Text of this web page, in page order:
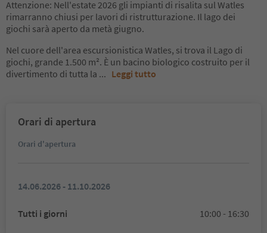
Attenzione: Nell'estate 2026 gli impianti di risalita sul Watles
rimarranno chiusi per lavori di ristrutturazione. Il lago dei
giochi sarà aperto da metà giugno.
Nel cuore dell'area escursionistica Watles, si trova il Lago di
giochi, grande 1.500 m². È un bacino biologico costruito per il
divertimento di tutta la ... Leggi tutto
Orari di apertura
Orari d'apertura
14.06.2026 - 11.10.2026
Tutti i giorni 10:00 - 16:30